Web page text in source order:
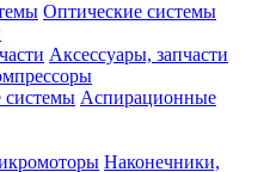
Оптические системы
Аксессуары, запчасти
Аспирационные
Наконечники,